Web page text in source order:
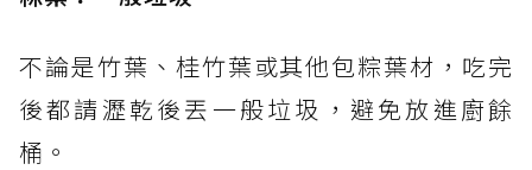
不論是竹葉、桂竹葉或其他包粽葉材，吃完
後都請瀝乾後丟一般垃圾，避免放進廚餘
桶。